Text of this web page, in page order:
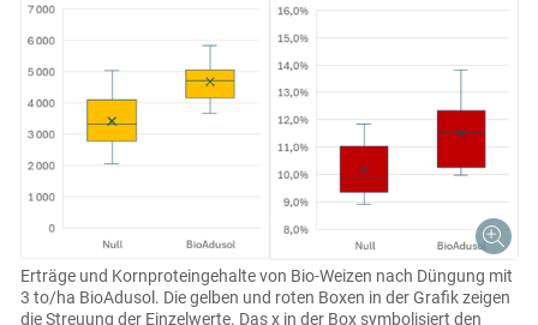
Erträge und Kornproteingehalte von Bio-Weizen nach Düngung mit
3 to/ha BioAdusol. Die gelben und roten Boxen in der Grafik zeigen
die Streuung der Einzelwerte. Das x in der Box symbolisiert den